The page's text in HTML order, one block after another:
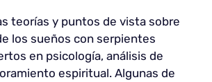
teorías y puntos de vista sobre
los sueños con serpientes
en psicología, análisis de
espiritual. Algunas de